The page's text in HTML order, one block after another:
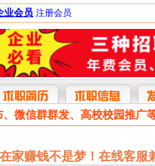
业会员 注册会员
微信群群发、高校校园推广
在家赚钱不是梦！在线客服